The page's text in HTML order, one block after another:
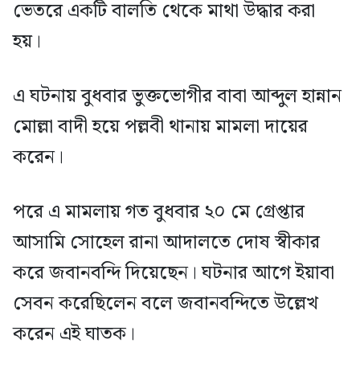
ভেতরে একটি বালতি থেকে মাথা উদ্ধার করা
হয়।
এ ঘটনায় বুধবার ভুক্তভোগীর বাবা আব্দুল হান্নান
মোল্লা বাদী হয়ে পল্লবী থানায় মামলা দায়ের
করেন।
পরে এ মামলায় গত বুধবার ২০ মে গ্রেপ্তার
আসামি সোহেল রানা আদালতে দোষ স্বীকার
করে জবানবন্দি দিয়েছেন। ঘটনার আগে ইয়াবা
সেবন করেছিলেন বলে জবানবন্দিতে উল্লেখ
করেন এই ঘাতক।